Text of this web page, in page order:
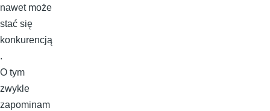
nawet może
stać się
konkurencją
.
O tym
zwykle
zapominam